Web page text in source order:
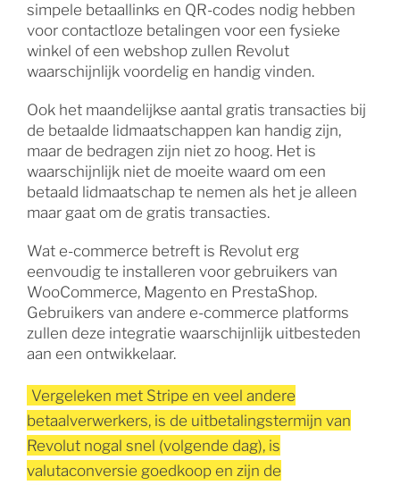
simpele betaallinks en QR-codes nodig hebben
voor contactloze betalingen voor een fysieke
winkel of een webshop zullen Revolut
waarschijnlijk voordelig en handig vinden.
Ook het maandelijkse aantal gratis transacties bij
de betaalde lidmaatschappen kan handig zijn,
maar de bedragen zijn niet zo hoog. Het is
waarschijnlijk niet de moeite waard om een
betaald lidmaatschap te nemen als het je alleen
maar gaat om de gratis transacties.
Wat e-commerce betreft is Revolut erg
eenvoudig te installeren voor gebruikers van
WooCommerce, Magento en PrestaShop.
Gebruikers van andere e-commerce platforms
zullen deze integratie waarschijnlijk uitbesteden
aan een ontwikkelaar.
Vergeleken met Stripe en veel andere
betaalverwerkers, is de uitbetalingstermijn van
Revolut nogal snel (volgende dag), is
valutaconversie goedkoop en zijn de